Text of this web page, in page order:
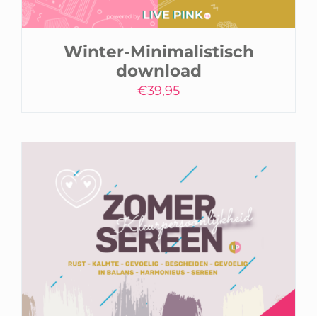
Winter-Minimalistisch
download
€39,95